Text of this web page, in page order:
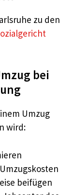
zu den
bei
Umzug
wird:
beifügen